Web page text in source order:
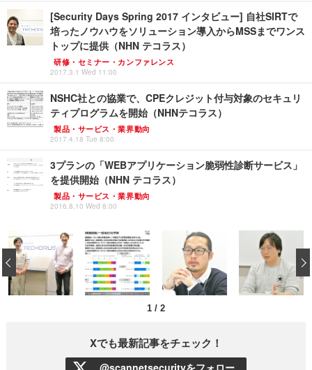
[Security Days Spring 2017 インタビュー] 自社SIRTで
培ったノウハウをソリューション導入からMSSまでワンス
トップに提供（NHN テコラス）
研修・セミナー・カンファレンス
2017.3.1 Wed 11:00
NSHC社との協業で、CPEクレジット付与対象のセキュリ
ティプログラムを開始（NHNテコラス）
製品・サービス・業界動向
2017.4.18 Tue 8:00
3プランの「WEBアプリケーション脆弱性診断サービス」
を提供開始（NHN テコラス）
製品・サービス・業界動向
2016.8.10 Wed 8:00
1 / 2
‹
Xでも最新記事をチェック！